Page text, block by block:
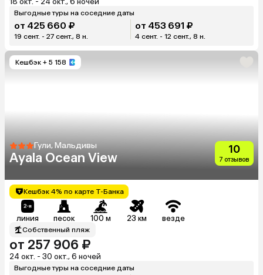
Выгодные туры на соседние даты
от 425 660 ₽
19 сент. - 27 сент., 8 н.
от 453 691 ₽
4 сент. - 12 сент., 8 н.
Кешбэк + 5 158
Гули, Мальдивы
Ayala Ocean View
10
7 отзывов
Кешбэк 4% по карте Т-Банка
линия песок 100 м 23 км везде
Собственный пляж
от 257 906 ₽
24 окт. - 30 окт., 6 ночей
Выгодные туры на соседние даты